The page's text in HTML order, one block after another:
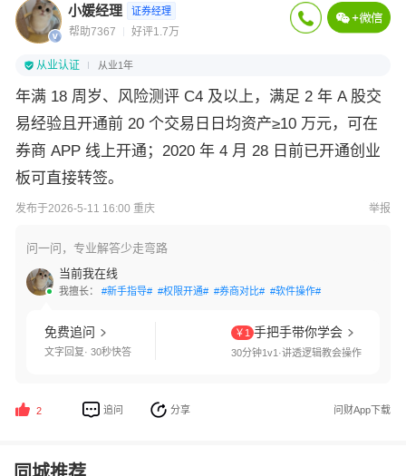
小媛经理 证券经理
帮助7367 好评1.7万
从业认证 从业1年
年满 18 周岁、风险测评 C4 及以上，满足 2 年 A 股交
易经验且开通前 20 个交易日日均资产≥10 万元，可在
券商 APP 线上开通；2020 年 4 月 28 日前已开通创业
板可直接转签。
发布于2026-5-11 16:00 重庆 举报
问一问，专业解答少走弯路
当前我在线
我擅长： #新手指导# #权限开通# #券商对比# #软件操作#
免费追问
文字回复· 30秒快答
￥1 手把手带你学会
30分钟1v1·讲透逻辑教会操作
2 追问 分享 问财App下载